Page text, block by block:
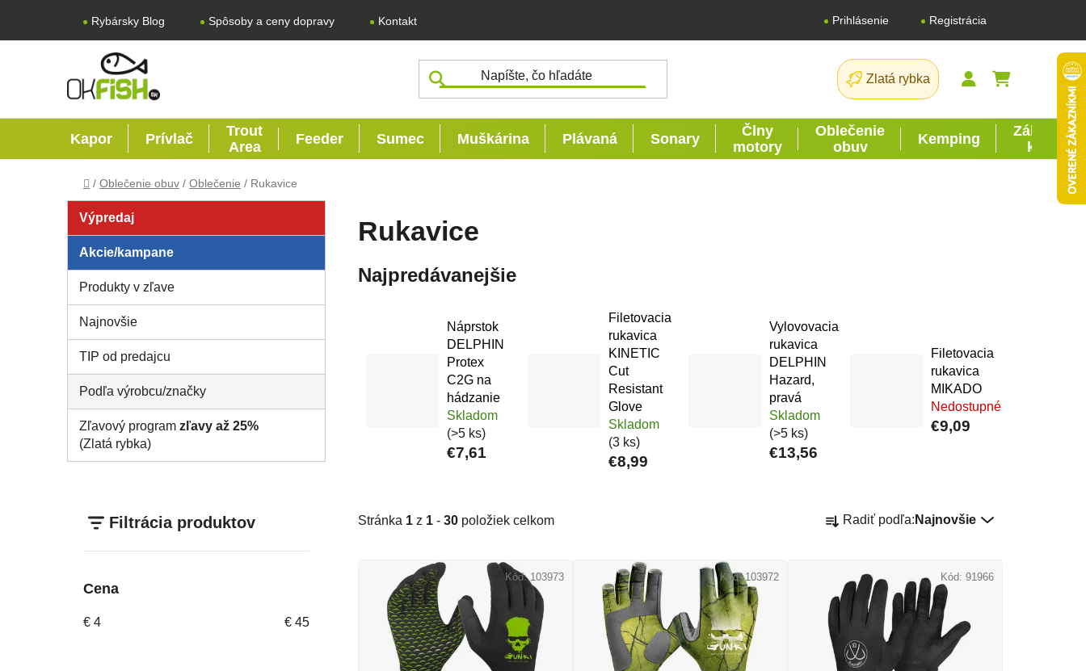
Rybársky Blog Spôsoby a ceny dopravy Kontakt Prihlásenie Registrácia
Zlatá rybka
NÁKUPNÝ
Kapor Prívlač
Trout
Area
Feeder Sumec Muškárina Plávaná Sonary
Člny
motory
Oblečenie
obuv
Kemping
Záhrada
kutil
Domov
/ Oblečenie obuv / Oblečenie / Rukavice
Bočný panel
Výpredaj
Akcie/kampane
Produkty v zľave
Najnovšie
TIP od predajcu
Podľa výrobcu/značky
Zľavový program zľavy až 25%
(Zlatá rybka)
Filtrácia produktov
Cena
€ 4 € 45
Rukavice
Najpredávanejšie
Náprstok
DELPHIN
Protex
C2G na
hádzanie
Skladom
(>5 ks)
€7,61
Filetovacia
rukavica
KINETIC
Cut
Resistant
Glove
Skladom
(3 ks)
€8,99
Vylovovacia
rukavica
DELPHIN
Hazard,
pravá
Skladom
(>5 ks)
€13,56
Filetovacia
rukavica
MIKADO
Nedostupné
€9,09
Stránka 1 z 1 - 30 položiek celkom
Radenie produktov
Radiť podľa: Najnovšie
Výpis produktovKód:103973 Kód:103972 Kód: 91966